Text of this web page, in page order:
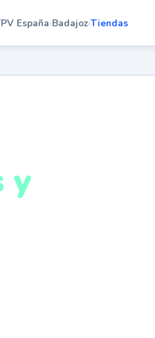
España›Badajoz›Tiendas
y